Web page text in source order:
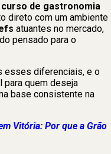
curso de gastronomia
direto com um ambiente
atuantes no mercado,
pensado para o
esses diferenciais, e o
para quem deseja
base consistente na
Vitória: Por que a Grão